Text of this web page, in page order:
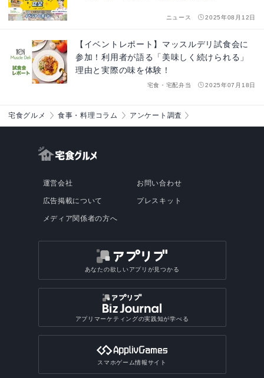
ニュース 2025年08月12日
【イベントレポート】マッスルデリ試食会に
参加！利用者が語る「美味しく続けられる」
理由と実際の味を体験！
宅食・宅配弁当 2025年07月18日
宅食グルメ 食事・料理コラム アンケート調査
運営会社
広告掲載について
メディア関係者の方へ
お問い合わせ
プレスキット
あなたの欲しいアプリが見つかる
アプリマーケティングの実践知が学べる
スマホゲーム情報サイト